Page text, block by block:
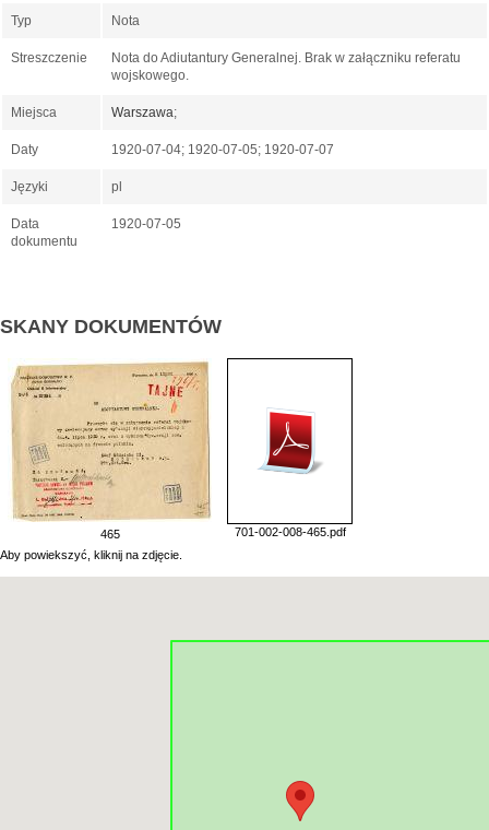
Typ Nota
Streszczenie
Nota do Adiutantury Generalnej. Brak w załączniku referatu
wojskowego.
Miejsca Warszawa;
Daty 1920-07-04; 1920-07-05; 1920-07-07
Języki pl
Data
dokumentu
1920-07-05
SKANY DOKUMENTÓW
465
701-002-008-465.pdf
Aby powiekszyć, kliknij na zdjęcie.